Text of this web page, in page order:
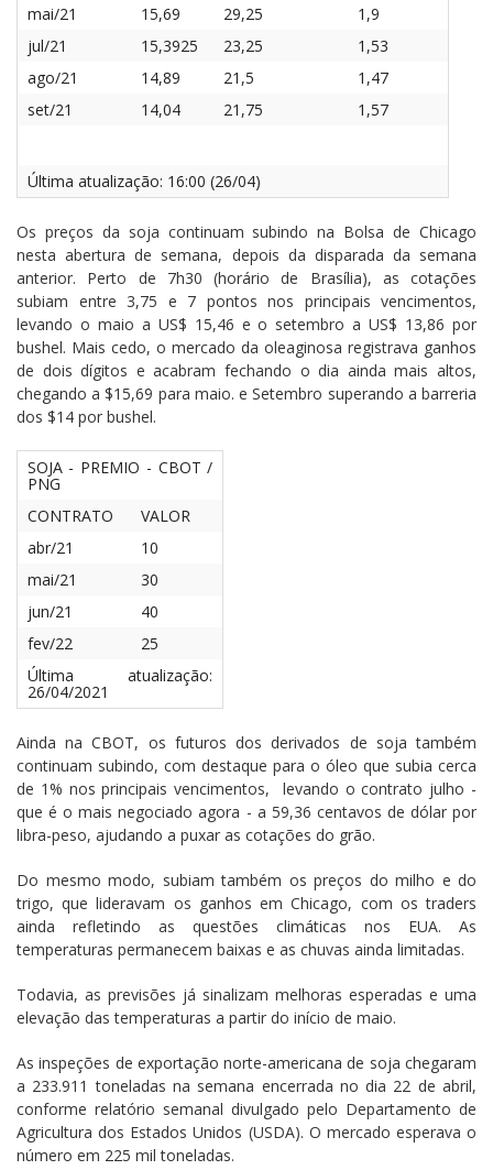
mai/21 15,69 29,25
1,9
jul/21
15,3925 23,25
1,53
ago/21
14,89 21,5
1,47
set/21
14,04 21,75 1,57
Última atualização: 16:00 (26/04)
Os preços da soja continuam subindo na Bolsa de Chicago
nesta abertura de semana, depois da disparada da semana
anterior. Perto de 7h30 (horário de Brasília), as cotações
subiam entre 3,75 e 7 pontos nos principais vencimentos,
levando o maio a US$ 15,46 e o setembro a US$ 13,86 por
bushel. Mais cedo, o mercado da oleaginosa registrava ganhos
de dois dígitos e acabram fechando o dia ainda mais altos,
chegando a $15,69 para maio. e Setembro superando a barreria
dos $14 por bushel.
SOJA - PREMIO - CBOT /
PNG
CONTRATO
VALOR
abr/21
10
mai/21
30
jun/21
40
fev/22
25
Última atualização:
26/04/2021
Ainda na CBOT, os futuros dos derivados de soja também
continuam subindo, com destaque para o óleo que subia cerca
de 1% nos principais vencimentos, levando o contrato julho -
que é o mais negociado agora - a 59,36 centavos de dólar por
libra-peso, ajudando a puxar as cotações do grão.
Do mesmo modo, subiam também os preços do milho e do
trigo, que lideravam os ganhos em Chicago, com os traders
ainda refletindo as questões climáticas nos EUA. As
temperaturas permanecem baixas e as chuvas ainda limitadas.
Todavia, as previsões já sinalizam melhoras esperadas e uma
elevação das temperaturas a partir do início de maio.
As inspeções de exportação norte-americana de soja chegaram
a 233.911 toneladas na semana encerrada no dia 22 de abril,
conforme relatório semanal divulgado pelo Departamento de
Agricultura dos Estados Unidos (USDA). O mercado esperava o
número em 225 mil toneladas.